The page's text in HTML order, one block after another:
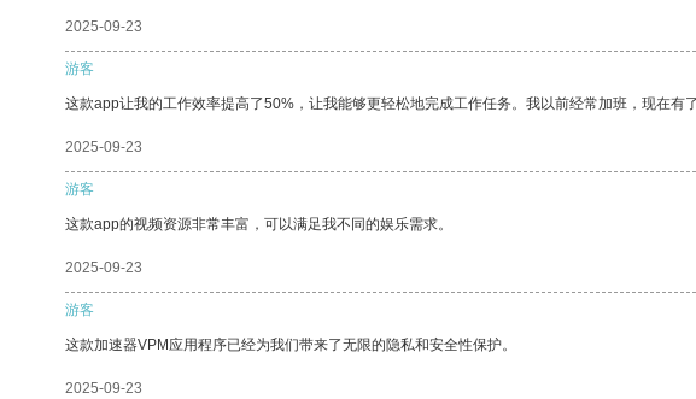
2025-09-23
游客
这款app让我的工作效率提高了50%，让我能够更轻松地完成工作任务。我以前经常加班，现在有
2025-09-23
游客
这款app的视频资源非常丰富，可以满足我不同的娱乐需求。
2025-09-23
游客
这款加速器VPM应用程序已经为我们带来了无限的隐私和安全性保护。
2025-09-23